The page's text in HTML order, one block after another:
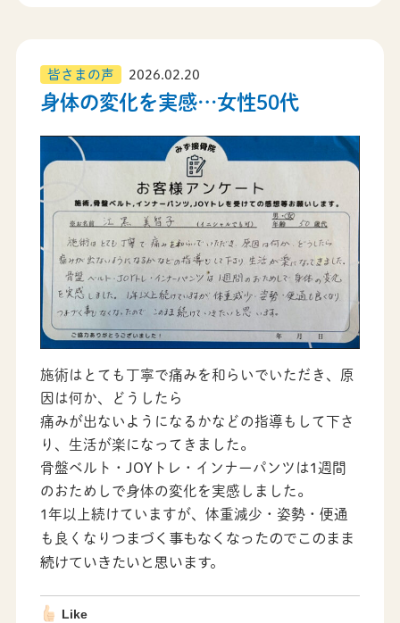
皆さまの声 2026.02.20
身体の変化を実感…女性50代
施術はとても丁寧で痛みを和らいでいただき、原
因は何か、どうしたら
痛みが出ないようになるかなどの指導もして下さ
り、生活が楽になってきました。
骨盤ベルト・JOYトレ・インナーパンツは1週間
のおためしで身体の変化を実感しました。
1年以上続けていますが、体重減少・姿勢・便通
も良くなり つまづく事もなくなったのでこのまま
続けていきたいと思います。
Like